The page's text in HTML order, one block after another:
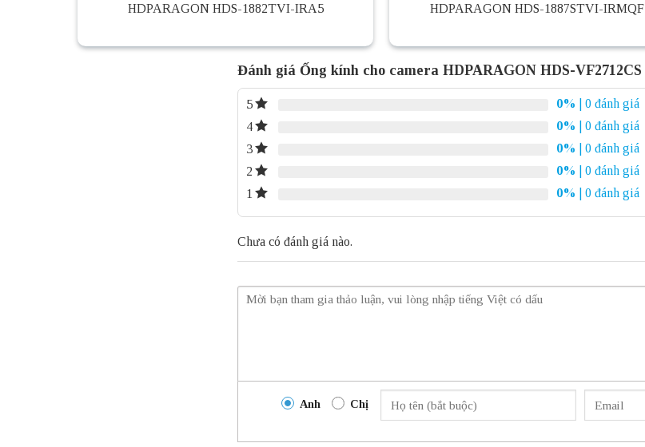
HDPARAGON HDS-1882TVI-IRA5
HDPARAGON HDS-1887STVI-IRMQF
Đánh giá Ống kính cho camera HDPARAGON HDS-VF2712CS
5 0%
| 0 đánh giá
4
0%
| 0 đánh giá
3
0%
| 0 đánh giá
2
0%
| 0 đánh giá
1
0% | 0 đánh giá
Chưa có đánh giá nào.
Anh Chị